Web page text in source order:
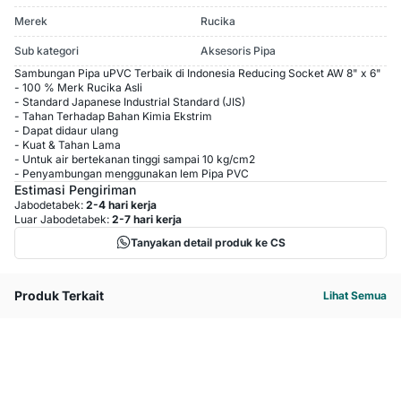
Merek Rucika
Sub kategori
Aksesoris Pipa
Sambungan Pipa uPVC Terbaik di Indonesia Reducing Socket AW 8" x 6"
- 100 % Merk Rucika Asli
- Standard Japanese Industrial Standard (JIS)
- Tahan Terhadap Bahan Kimia Ekstrim
- Dapat didaur ulang
- Kuat & Tahan Lama
- Untuk air bertekanan tinggi sampai 10 kg/cm2
- Penyambungan menggunakan lem Pipa PVC
Estimasi Pengiriman
Jabodetabek: 2-4 hari kerja
Luar Jabodetabek: 2-7 hari kerja
Tanyakan detail produk ke CS
Produk Terkait Lihat Semua